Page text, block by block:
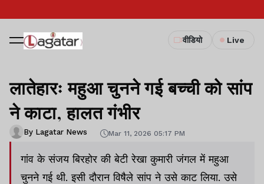
वीडियो Live
लातेहारः महुआ चुनने गई बच्ची को सांप
ने काटा, हालत गंभीर
By Lagatar News Mar 11, 2026 05:17 PM
गांव के संजय बिरहोर की बेटी रेखा कुमारी जंगल में महुआ
चुनने गई थी. इसी दौरान विषैले सांप ने उसे काट लिया. उसे